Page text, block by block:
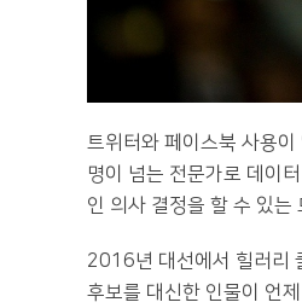
트위터와 페이스북 사용
명이 넘는 전문가로 데이
인 의사 결정을 할 수 있는
2016년 대선에서 힐러리
후보를 대신한 인물이 언